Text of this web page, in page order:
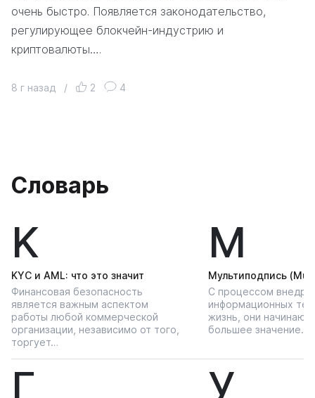
очень быстро. Появляется законодательство,
регулирующее блокчейн-индустрию и
криптовалюты….
8 г назад / 2 4
Словарь
K
KYС и AML: что это значит
Финансовая безопасность
является важным аспектом
работы любой коммерческой
организации, независимо от того,
торгует…
М
Мультиподпись
С процессом
информационных
жизнь, они начинают
большее значение…
Г У